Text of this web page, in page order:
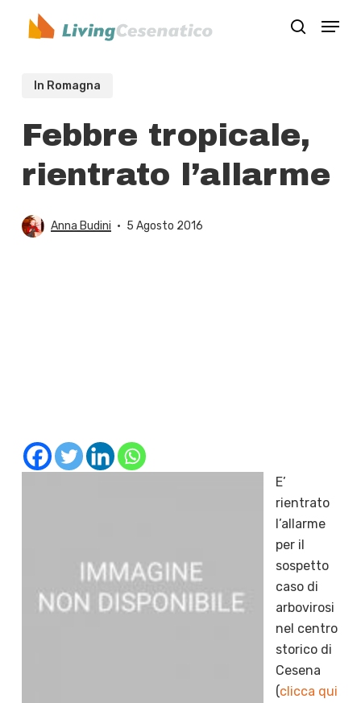
search
Menu
In Romagna
Febbre tropicale,
rientrato l’allarme
Anna Budini 5 Agosto 2016
E’
rientrato
l’allarme
per il
sospetto
caso di
arbovirosi
nel centro
storico di
Cesena
(clicca qui